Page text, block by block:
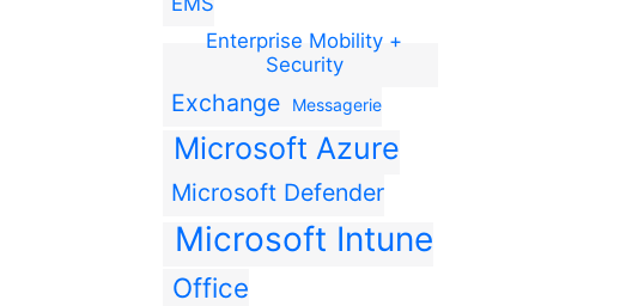
Enterprise Mobility +
Security
Exchange Messagerie
Microsoft Azure
Microsoft Defender
Microsoft Intune
Office